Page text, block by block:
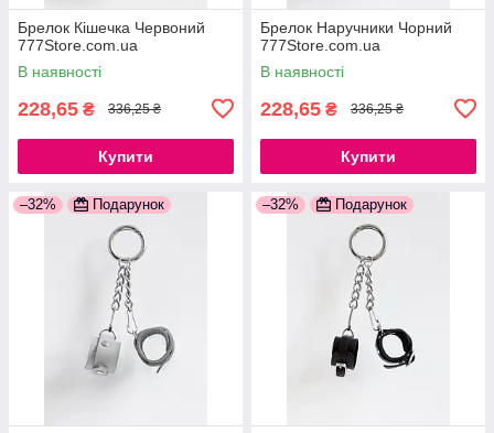
Брелок Кішечка Червоний
777Store.com.ua
В наявності
228,65 ₴ 336,25 ₴
Купити
Брелок Наручники Чорний
777Store.com.ua
В наявності
228,65 ₴ 336,25 ₴
Купити
–32% Подарунок –32% Подарунок